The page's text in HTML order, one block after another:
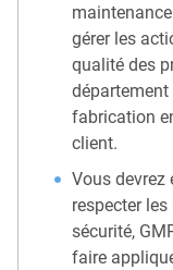
gérer les
qualité des
fabrication
client.
Vous devrez
respecter
sécurité,
faire